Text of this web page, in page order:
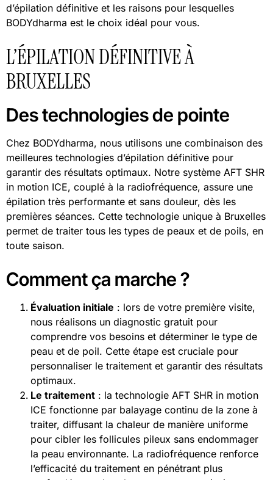
d’épilation définitive et les raisons pour lesquelles
BODYdharma est le choix idéal pour vous.
L’ÉPILATION DÉFINITIVE À
BRUXELLES
Des technologies de pointe
Chez BODYdharma, nous utilisons une combinaison des
meilleures technologies d’épilation définitive pour
garantir des résultats optimaux. Notre système AFT SHR
in motion ICE, couplé à la radiofréquence, assure une
épilation très performante et sans douleur, dès les
premières séances. Cette technologie unique à Bruxelles
permet de traiter tous les types de peaux et de poils, en
toute saison.
Comment ça marche ?
Évaluation initiale : lors de votre première visite,
nous réalisons un diagnostic gratuit pour
comprendre vos besoins et déterminer le type de
peau et de poil. Cette étape est cruciale pour
personnaliser le traitement et garantir des résultats
optimaux.
Le traitement : la technologie AFT SHR in motion
ICE fonctionne par balayage continu de la zone à
traiter, diffusant la chaleur de manière uniforme
pour cibler les follicules pileux sans endommager
la peau environnante. La radiofréquence renforce
l’efficacité du traitement en pénétrant plus